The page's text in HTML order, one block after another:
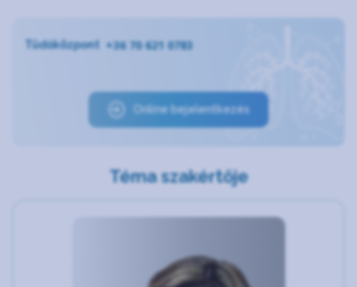
Tüdőközpont +36 70 621 0783
Online bejelentkezés
Téma szakértője